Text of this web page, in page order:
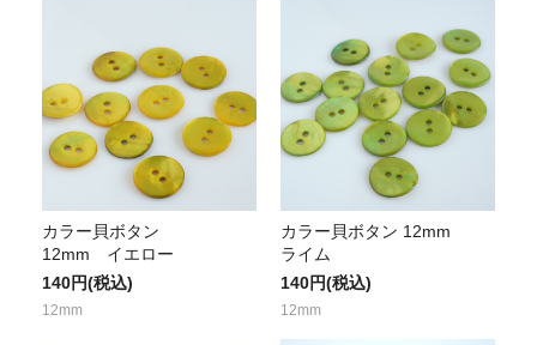
カラー貝ボタン
12mm イエロー
140円(税込)
12mm
カラー貝ボタン 12mm
ライム
140円(税込)
12mm